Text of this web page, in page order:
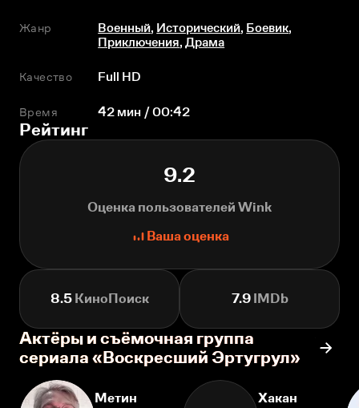
Жанр Военный, Исторический, Боевик,
Приключения,Драма
Качество Full HD
Время 42 мин / 00:42
Рейтинг
9.2
Оценка пользователей Wink
Ваша оценка
8.5КиноПоиск 7.9IMDb
Актёры и съёмочная группа
сериала «Воскресший Эртугрул»
Метин
Хакан